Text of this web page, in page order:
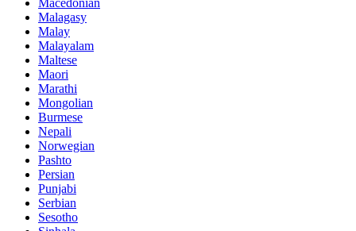
Malagasy
Malay
Malayalam
Maltese
Maori
Marathi
Mongolian
Burmese
Nepali
Norwegian
Pashto
Persian
Punjabi
Serbian
Sesotho